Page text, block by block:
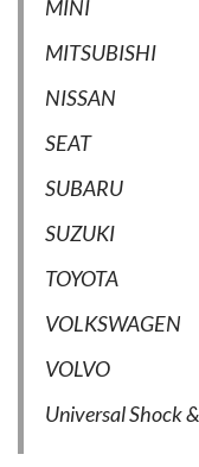
MINI
MITSUBISHI
NISSAN
SEAT
SUBARU
SUZUKI
TOYOTA
VOLKSWAGEN
VOLVO
Universal Shock